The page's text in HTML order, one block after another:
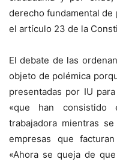
derecho fundamental
el artículo 23 de la
El debate de las
objeto de polémica
presentadas por IU
«que han
trabajadora mientras
empresas que
«Ahora se queja de